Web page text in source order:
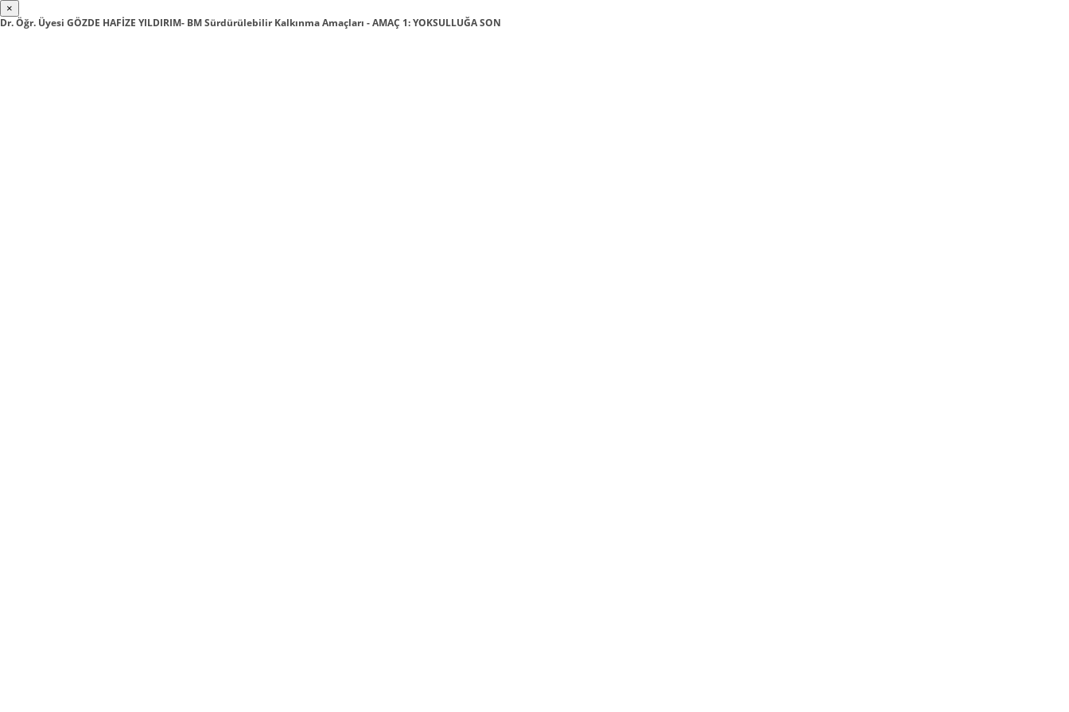
×
Dr. Öğr. Üyesi GÖZDE HAFİZE YILDIRIM- BM Sürdürülebilir Kalkınma Amaçları - AMAÇ 1: YOKSULLUĞA SON